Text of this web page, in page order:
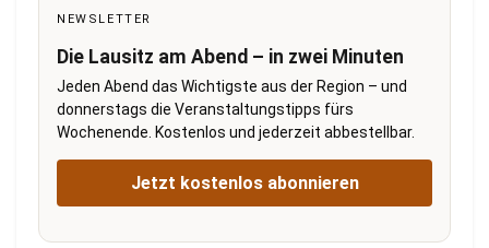
NEWSLETTER
Die Lausitz am Abend – in zwei Minuten
Jeden Abend das Wichtigste aus der Region – und
donnerstags die Veranstaltungstipps fürs
Wochenende. Kostenlos und jederzeit abbestellbar.
Jetzt kostenlos abonnieren